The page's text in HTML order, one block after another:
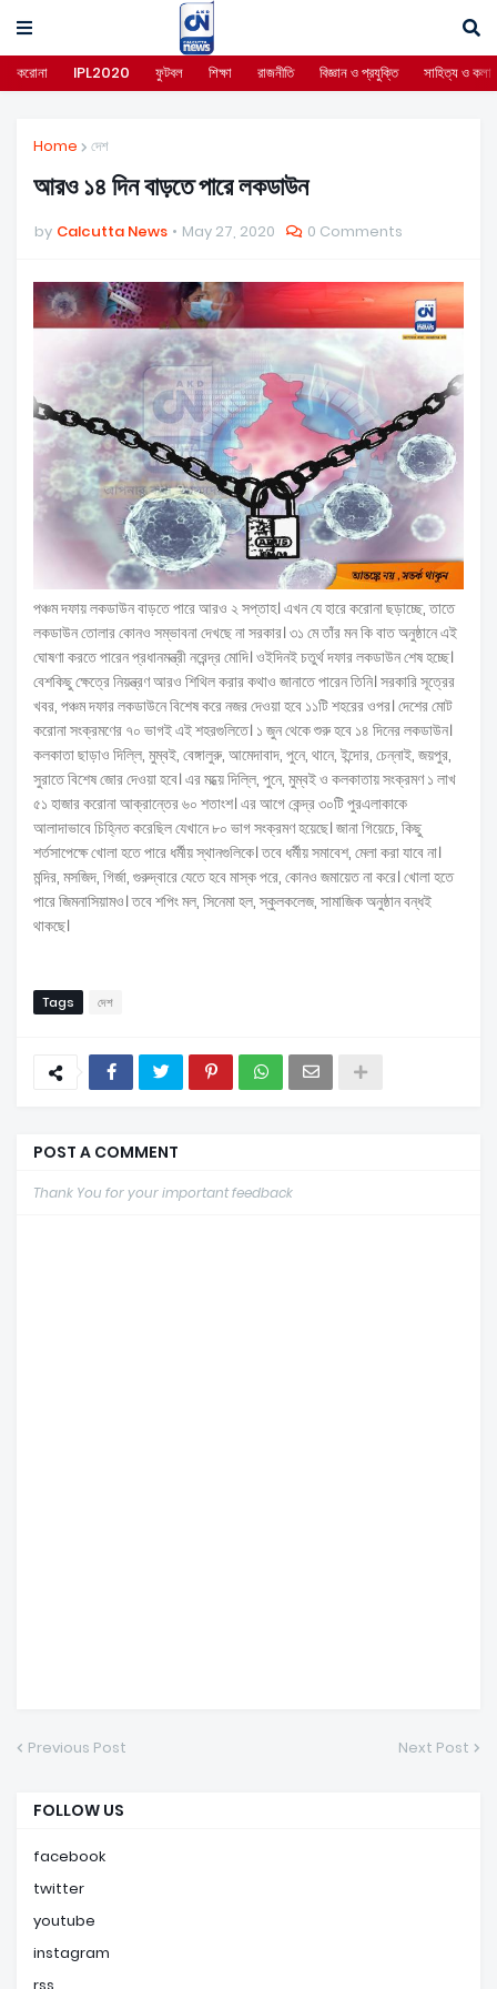
করোনা IPL2020 ফুটবল শিক্ষা রাজনীতি বিজ্ঞান ও প্রযুক্তি সাহিত্য ও কলা
Home দেশ
আরও ১৪ দিন বাড়তে পারে লকডাউন
by Calcutta News May 27, 2020 0 Comments
পঞ্চম দফায় লকডাউন বাড়তে পারে আরও ২ সপ্তাহ। এখন যে হারে করোনা ছড়াচ্ছে, তাতে
লকডাউন তোলার কোনও সম্ভাবনা দেখছে না সরকার। ৩১ মে তাঁর মন কি বাত অনুষ্ঠানে এই
ঘোষণা করতে পারেন প্রধানমন্ত্রী নরেন্দ্র মোদি। ওইদিনই চতুর্থ দফার লকডাউন শেষ হচ্ছে।
বেশকিছু ক্ষেত্রে নিয়ন্ত্রণ আরও শিথিল করার কথাও জানাতে পারেন তিনি। সরকারি সূত্রের
খবর, পঞ্চম দফার লকডাউনে বিশেষ করে নজর দেওয়া হবে ১১টি শহরের ওপর। দেশের মোট
করোনা সংক্রমণের ৭০ ভাগই এই শহরগুলিতে। ১ জুন থেকে শুরু হবে ১৪ দিনের লকডাউন।
কলকাতা ছাড়াও দিল্লি, মুম্বই, বেঙ্গালুরু, আমেদাবাদ, পুনে, থানে, ইন্দোর, চেন্নাই, জয়পুর,
সুরাতে বিশেষ জোর দেওয়া হবে। এর মধ্য়ে দিল্লি, পুনে, মুম্বই ও কলকাতায় সংক্রমণ ১ লাখ
৫১ হাজার করোনা আক্রান্তের ৬০ শতাংশ। এর আগে কেন্দ্র ৩০টি পুরএলাকাকে
আলাদাভাবে চিহ্নিত করেছিল যেখানে ৮০ ভাগ সংক্রমণ হয়েছে। জানা গিয়েচে, কিছু
শর্তসাপেক্ষে খোলা হতে পারে ধর্মীয় স্থানগুলিকে। তবে ধর্মীয় সমাবেশ, মেলা করা যাবে না।
মন্দির, মসজিদ, গির্জা, গুরুদ্বারে যেতে হবে মাস্ক পরে, কোনও জমায়েত না করে। খোলা হতে
পারে জিমনাসিয়ামও। তবে শপিং মল, সিনেমা হল, স্কুলকলেজ, সামাজিক অনুষ্ঠান বন্ধই
থাকছে।
Tags দেশ
POST A COMMENT
Thank You for your important feedback
Previous Post Next Post
FOLLOW US
facebook
twitter
youtube
instagram